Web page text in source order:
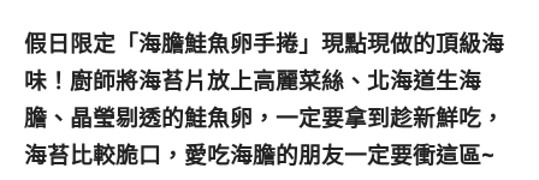
假日限定「海膽鮭魚卵手捲」現點現做的頂級海
味！廚師將海苔片放上高麗菜絲、北海道生海
膽、晶瑩剔透的鮭魚卵，一定要拿到趁新鮮吃，
海苔比較脆口，愛吃海膽的朋友一定要衝這區~